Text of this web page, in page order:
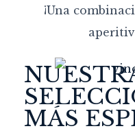
¡Una
MÁS